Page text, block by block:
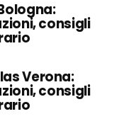
consigli
Verona:
consigli